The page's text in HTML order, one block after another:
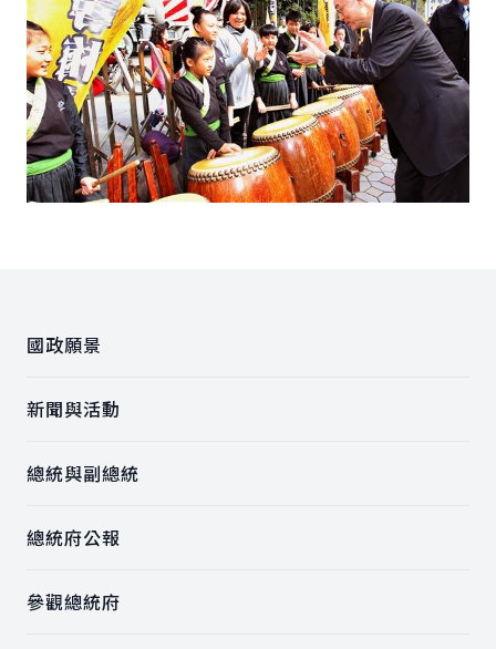
國政願景
新聞與活動
總統與副總統
總統府公報
參觀總統府